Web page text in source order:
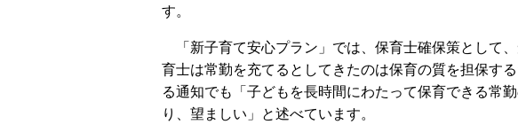
す。
「新子育て安心プラン」では、保育士確保策として
育士は常勤を充てるとしてきたのは保育の質を担保す
る通知でも「子どもを長時間にわたって保育できる常
り、望ましい」と述べています。